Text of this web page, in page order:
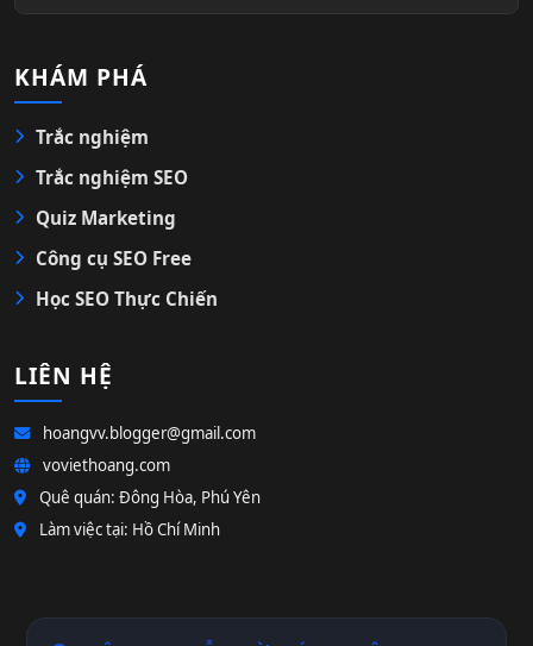
KHÁM PHÁ
Trắc nghiệm
Trắc nghiệm SEO
Quiz Marketing
Công cụ SEO Free
Học SEO Thực Chiến
LIÊN HỆ
hoangvv.blogger@gmail.com
voviethoang.com
Quê quán: Đông Hòa, Phú Yên
Làm việc tại: Hồ Chí Minh